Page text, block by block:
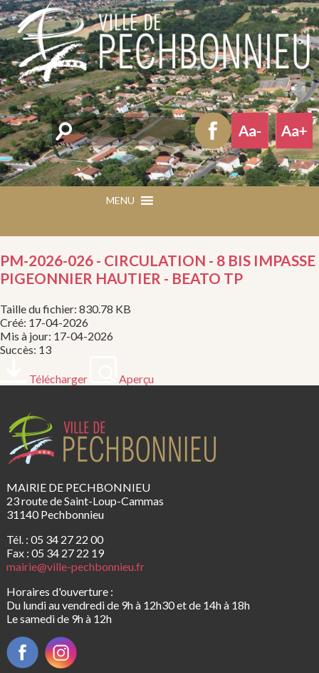
Rechercher
PM-2026-026 - CIRCULATION - 8 BIS IMPASSE
PIGEONNIER HAUTIER - BEATO TP
Taille du fichier: 830.78 KB
Créé: 17-04-2026
Mis à jour: 17-04-2026
Succès: 13
Télécharger Aperçu
MAIRIE DE PECHBONNIEU
23 route de Saint-Loup-Cammas
31140 Pechbonnieu
Tél. : 05 34 27 22 00
Fax : 05 34 27 22 19
mairie@ville-pechbonnieu.fr
Horaires d'ouverture :
Du lundi au vendredi de 9h à 12h30 et de 14h à 18h
Le samedi de 9h à 12h